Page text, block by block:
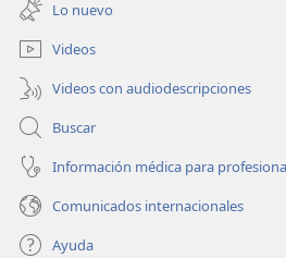
nueva
ventana)
Lo nuevo
Videos
Videos con audiodescripciones
Buscar
Información médica para
Comunicados internacionales
Ayuda